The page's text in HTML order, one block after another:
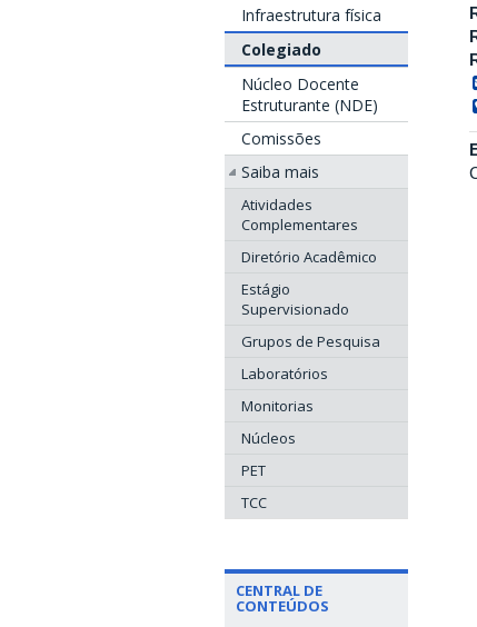
Infraestrutura física
Colegiado
Núcleo Docente
Estruturante (NDE)
Comissões
Saiba mais
Atividades
Complementares
Diretório Acadêmico
Estágio
Supervisionado
Grupos de Pesquisa
Laboratórios
Monitorias
Núcleos
PET
TCC
CENTRAL DE
CONTEÚDOS